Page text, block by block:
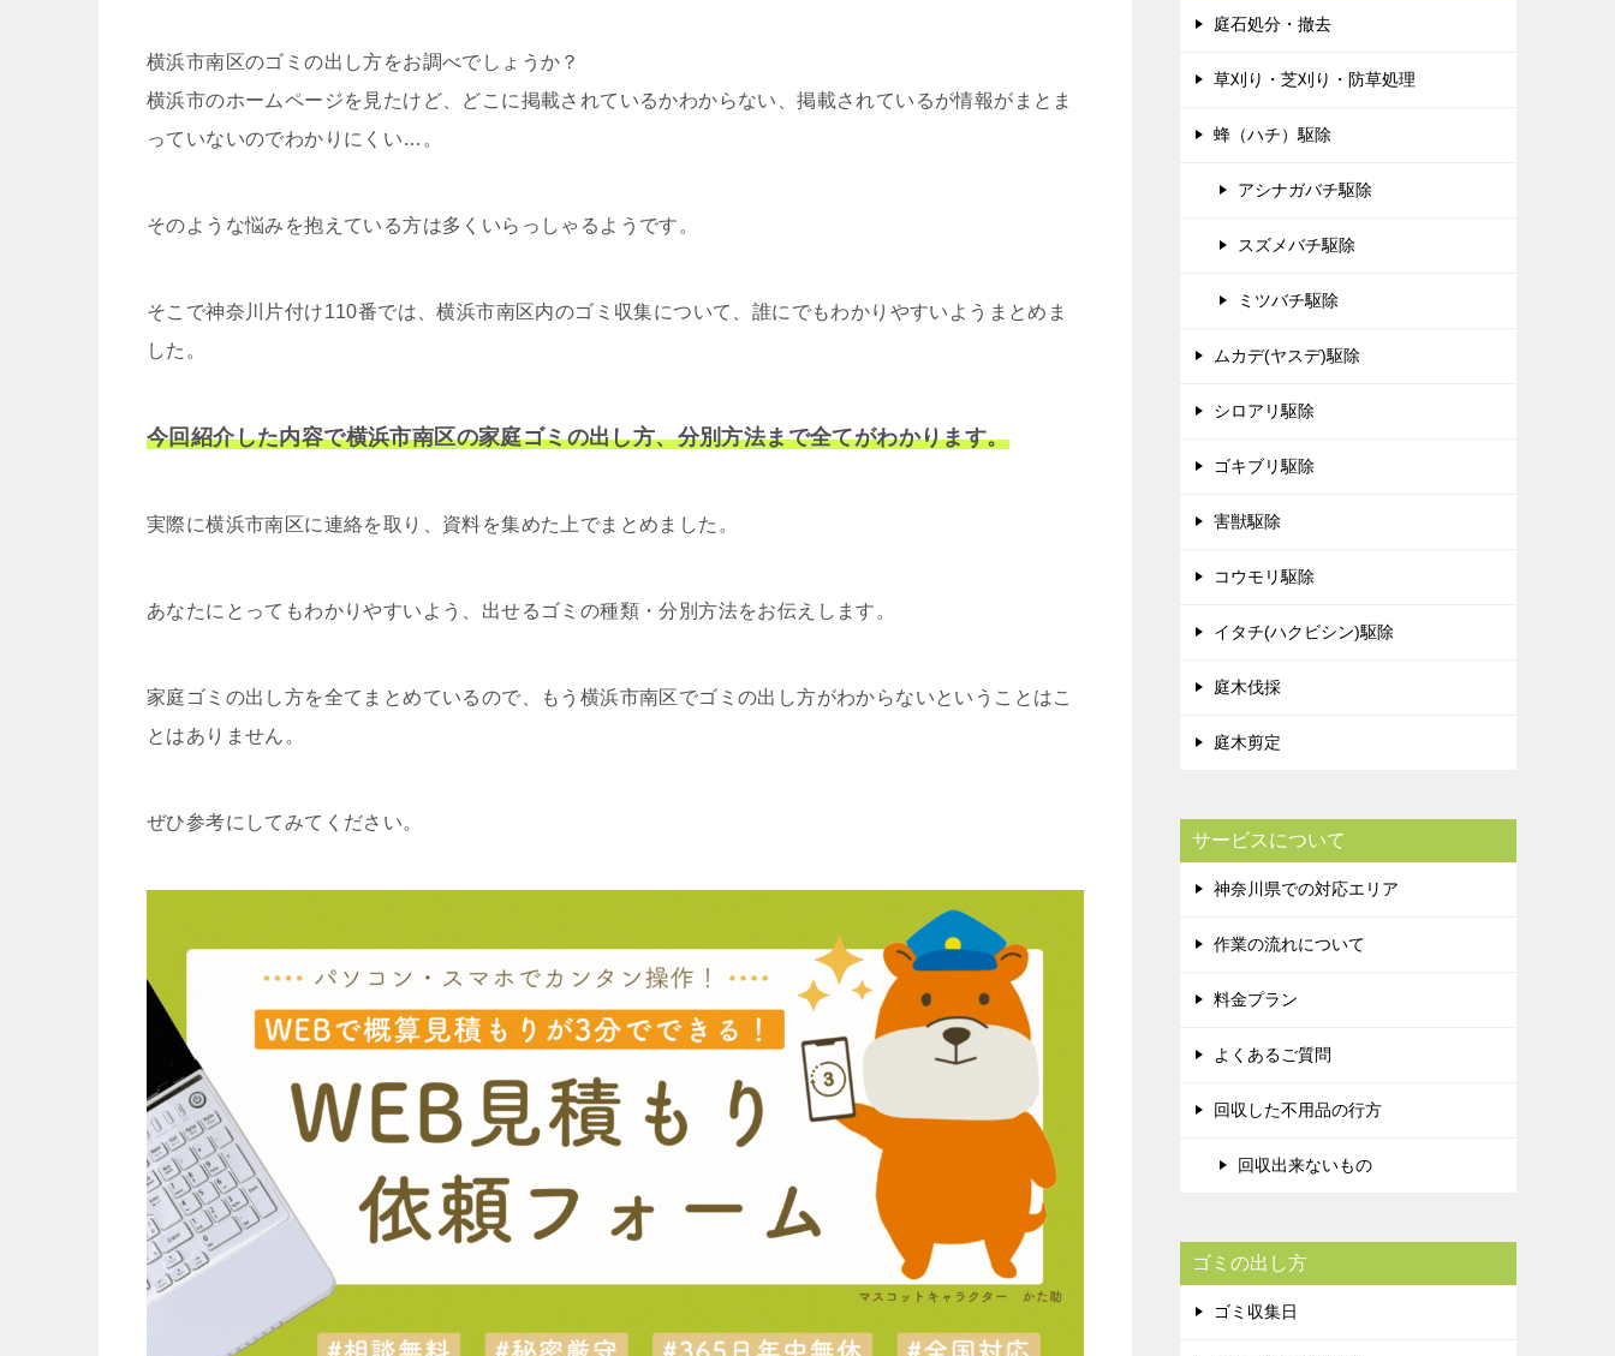
横浜市南区のゴミの出し方をお調べでしょうか？
横浜市のホームページを見たけど、どこに掲載されているかわからない、掲載されているが情報がまとま
っていないのでわかりにくい…。
そのような悩みを抱えている方は多くいらっしゃるようです。
そこで神奈川片付け110番では、横浜市南区内のゴミ収集について、誰にでもわかりやすいようまとめま
した。
今回紹介した内容で横浜市南区の家庭ゴミの出し方、分別方法まで全てがわかります。
実際に横浜市南区に連絡を取り、資料を集めた上でまとめました。
あなたにとってもわかりやすいよう、出せるゴミの種類・分別方法をお伝えします。
家庭ゴミの出し方を全てまとめているので、もう横浜市南区でゴミの出し方がわからないということはこ
とはありません。
ぜひ参考にしてみてください。
庭石処分・撤去
草刈り・芝刈り・防草処理
蜂（ハチ）駆除
アシナガバチ駆除
スズメバチ駆除
ミツバチ駆除
ムカデ(ヤスデ)駆除
シロアリ駆除
ゴキブリ駆除
害獣駆除
コウモリ駆除
イタチ(ハクビシン)駆除
庭木伐採
庭木剪定
サービスについて
神奈川県での対応エリア
作業の流れについて
料金プラン
よくあるご質問
回収した不用品の行方
回収出来ないもの
ゴミの出し方
ゴミ収集日